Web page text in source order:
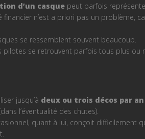
d’un casque peut parfois
n’est a priori pas un problème,
se ressemblent souvent beaucoup.
pilotes se retrouvent parfois tous plus ou
jusqu’à deux ou trois décos par an
l’éventualité des chutes).
quant à lui, conçoit difficilement